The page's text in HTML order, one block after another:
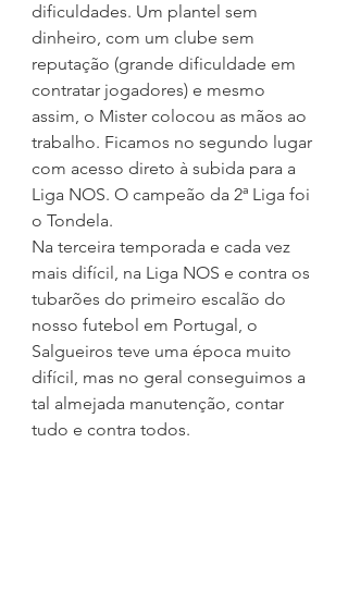
dificuldades. Um plantel sem
dinheiro, com um clube sem
reputação (grande dificuldade em
contratar jogadores) e mesmo
assim, o Mister colocou as mãos ao
trabalho. Ficamos no segundo lugar
com acesso direto à subida para a
Liga NOS. O campeão da 2ª Liga foi
o Tondela.
Na terceira temporada e cada vez
mais difícil, na Liga NOS e contra os
tubarões do primeiro escalão do
nosso futebol em Portugal, o
Salgueiros teve uma época muito
difícil, mas no geral conseguimos a
tal almejada manutenção, contar
tudo e contra todos.